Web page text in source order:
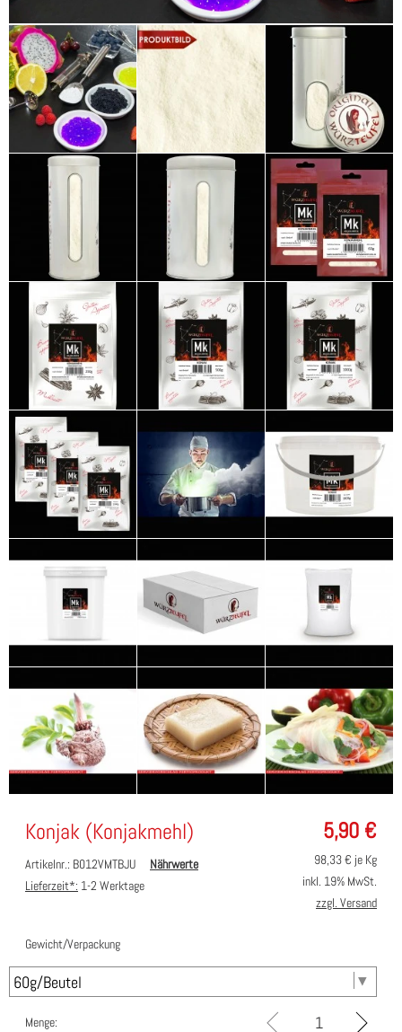
5,90 €
Konjak (Konjakmehl)
Artikelnr.: B012VMTBJU
Nährwerte
Lieferzeit*: 1-2 Werktage
98,33€ je Kg
inkl. 19% MwSt.
zzgl. Versand
Gewicht/Verpackung
Menge: